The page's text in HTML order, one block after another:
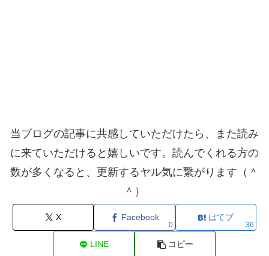
当ブログの記事に共感していただけたら、また読み
に来ていただけると嬉しいです。読んでくれる方の
数が多くなると、更新するヤル気に繋がります（＾
＾）
X Facebook
0
はてブ
36
LINE コピー